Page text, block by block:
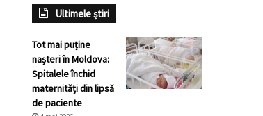
Ultimele știri
Tot mai puține
nașteri în Moldova:
Spitalele închid
maternități din lipsă
de paciente